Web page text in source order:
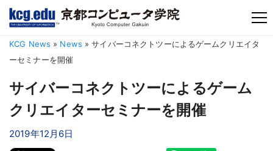
TM
KCG News » News »サイバーコネクトツーによるゲームクリエイタ
ーセミナーを開催
サイバーコネクトツーによるゲーム
クリエイターセミナーを開催
2019年12月6日